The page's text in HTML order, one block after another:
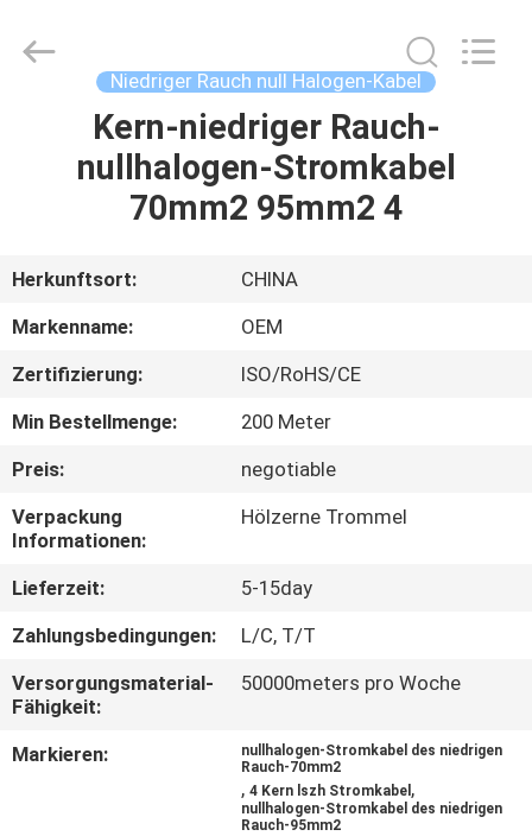
PRODUKTE
ÜBER
UNS
FABRIK-
AUSFLUG
QUALITÄTSKONTROLLE
TRETEN
SIE
MIT
UNS
IN
Management
Services
Niedriger Rauch null Halogen-Kabel
Kern-niedriger Rauch-
nullhalogen-Stromkabel
70mm2 95mm2 4
Herkunftsort:
CHINA
Markenname:
OEM
Zertifizierung:
ISO/RoHS/CE
Min Bestellmenge:
200 Meter
Preis:
negotiable
Verpackung
Informationen:
Hölzerne Trommel
Lieferzeit:
5-15day
Zahlungsbedingungen:
L/C, T/T
Versorgungsmaterial-
Fähigkeit:
50000meters pro Woche
Markieren:
nullhalogen-Stromkabel des niedrigen
Rauch-70mm2
,4 Kern lszh Stromkabel ,
nullhalogen-Stromkabel des niedrigen
Rauch-95mm2